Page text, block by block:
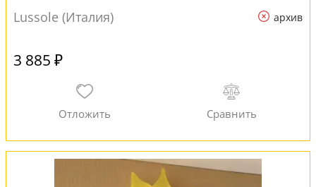
Lussole (Италия)
архив
3 885 ₽